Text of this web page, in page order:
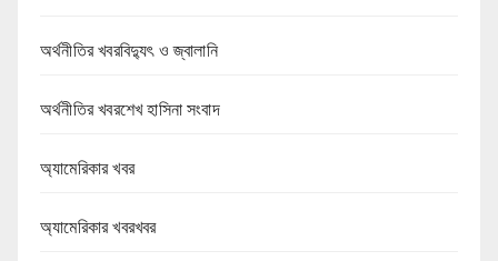
অর্থনীতির খবরবিদ্যুৎ ও জ্বালানি
অর্থনীতির খবরশেখ হাসিনা সংবাদ
অ্যামেরিকার খবর
অ্যামেরিকার খবরখবর